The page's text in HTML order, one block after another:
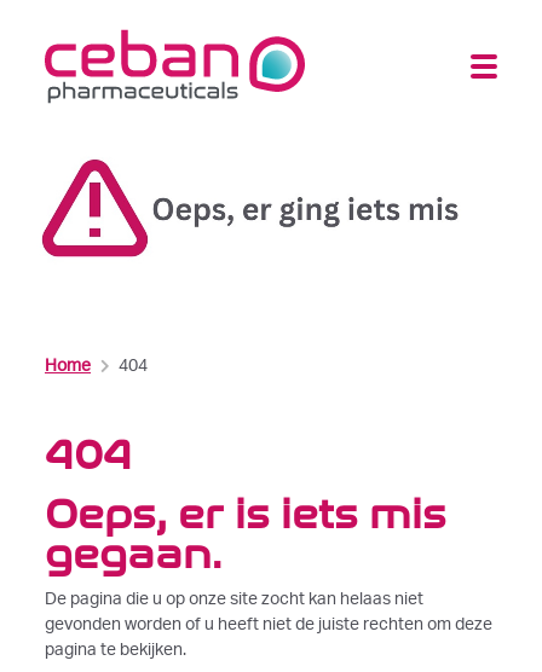
Home 404
404
Oeps, er is iets mis
gegaan.
De pagina die u op onze site zocht kan helaas niet
gevonden worden of u heeft niet de juiste rechten om deze
pagina te bekijken.